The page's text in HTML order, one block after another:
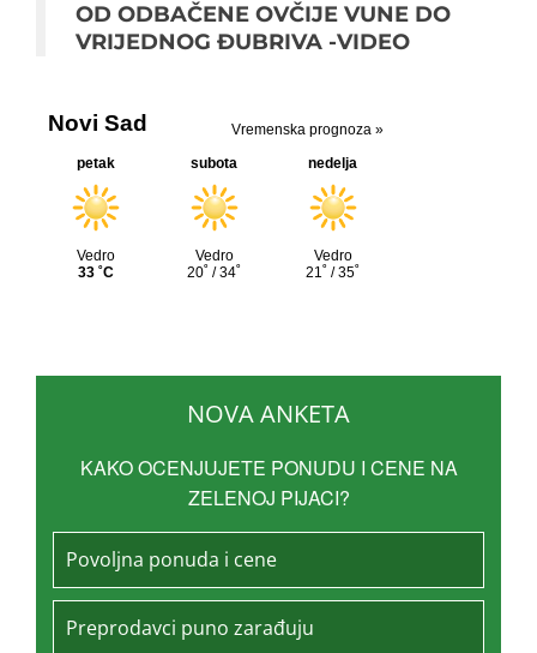
OD ODBAČENE OVČIJE VUNE DO
VRIJEDNOG ĐUBRIVA -VIDEO
NOVA ANKETA
KAKO OCENJUJETE PONUDU I CENE NA
ZELENOJ PIJACI?
Povoljna ponuda i cene
Preprodavci puno zarađuju